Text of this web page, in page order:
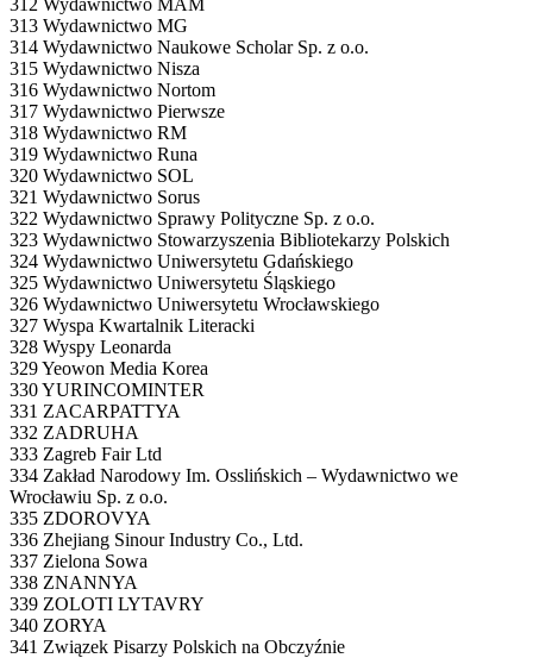
313 Wydawnictwo MG
314 Wydawnictwo Naukowe Scholar Sp. z o.o.
315 Wydawnictwo Nisza
316 Wydawnictwo Nortom
317 Wydawnictwo Pierwsze
318 Wydawnictwo RM
319 Wydawnictwo Runa
320 Wydawnictwo SOL
321 Wydawnictwo Sorus
322 Wydawnictwo Sprawy Polityczne Sp. z o.o.
323 Wydawnictwo Stowarzyszenia Bibliotekarzy Polskich
324 Wydawnictwo Uniwersytetu Gdańskiego
325 Wydawnictwo Uniwersytetu Śląskiego
326 Wydawnictwo Uniwersytetu Wrocławskiego
327 Wyspa Kwartalnik Literacki
328 Wyspy Leonarda
329 Yeowon Media Korea
330 YURINCOMINTER
331 ZACARPATTYA
332 ZADRUHA
333 Zagreb Fair Ltd
334 Zakład Narodowy Im. Osslińskich – Wydawnictwo we
Wrocławiu Sp. z o.o.
335 ZDOROVYA
336 Zhejiang Sinour Industry Co., Ltd.
337 Zielona Sowa
338 ZNANNYA
339 ZOLOTI LYTAVRY
340 ZORYA
341 Związek Pisarzy Polskich na Obczyźnie